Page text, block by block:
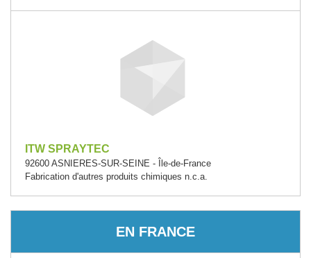
ITW SPRAYTEC
92600 ASNIERES-SUR-SEINE - Île-de-France
Fabrication d'autres produits chimiques n.c.a.
EN FRANCE